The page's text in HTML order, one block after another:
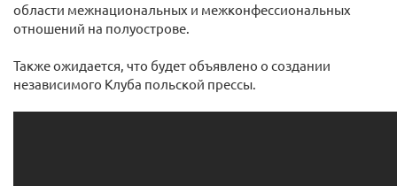
области межнациональных и межконфессиональных
отношений на полуострове.
Также ожидается, что будет объявлено о создании
независимого Клуба польской прессы.